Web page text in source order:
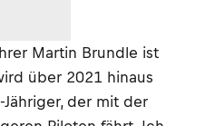
Martin Brundle ist
über 2021 hinaus
der mit der